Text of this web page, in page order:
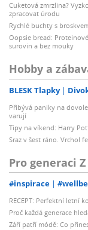
Cuketová zmrzlina?
zpracovat úrodu
Rychlé buchty s
Oopsie bread:
surovin a bez mouky
Hobby a
BLESK Tlapky
Přibývá paniky na
varují
Tipy na víkend: Harry
Sraz v šest ráno. Vrchol
Pro generaci Z
#inspirace
RECEPT: Perfektní letní
Proč každá generace
Září patří módě: Co